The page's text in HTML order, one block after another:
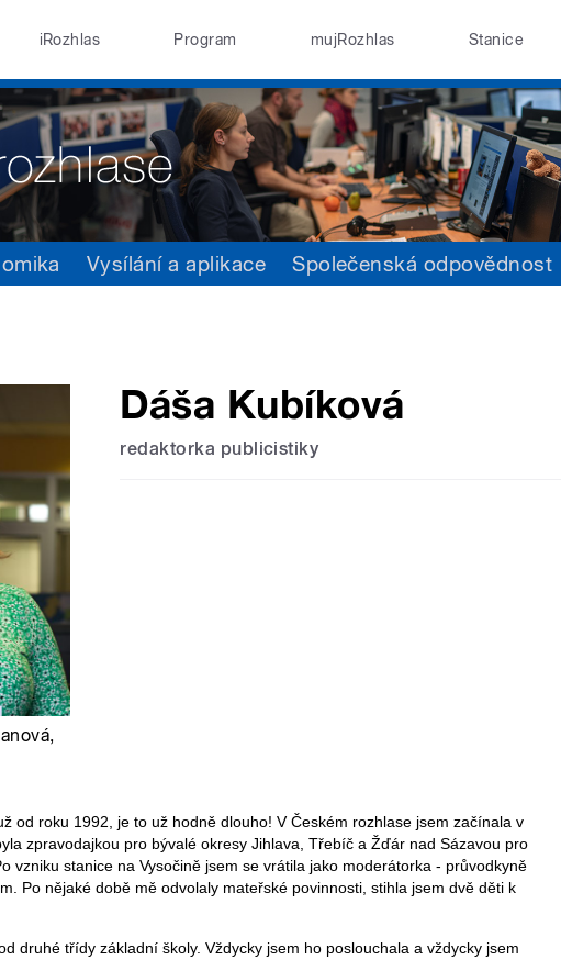
iRozhlas Program mujRozhlas Stanice
Vysílání a aplikace Společenská odpovědnost
Dáša Kubíková
redaktorka publicistiky
,
od roku 1992, je to už hodně dlouho! V Českém rozhlase jsem začínala v
zpravodajkou pro bývalé okresy Jihlava, Třebíč a Žďár nad Sázavou pro
vzniku stanice na Vysočině jsem se vrátila jako moderátorka - průvodkyně
Po nějaké době mě odvolaly mateřské povinnosti, stihla jsem dvě děti k
druhé třídy základní školy. Vždycky jsem ho poslouchala a vždycky jsem